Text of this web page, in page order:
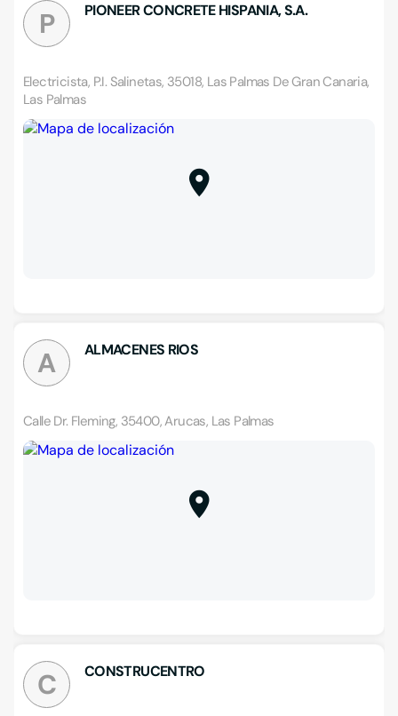
P PIONEER CONCRETE HISPANIA, S.A.
Electricista, P.I. Salinetas, 35018, Las Palmas De Gran Canaria,
Las Palmas
A ALMACENES RIOS
Calle Dr. Fleming, 35400, Arucas, Las Palmas
C CONSTRUCENTRO